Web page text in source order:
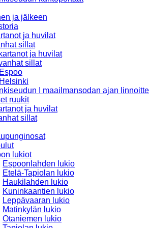
ja jälkeen
ja huvilat
sillat
ja huvilat
sillat
I maailmansodan ajan
ruukit
ja huvilat
sillat
lukiot
Espoonlahden lukio
Etelä-Tapiolan lukio
Haukilahden lukio
Kuninkaantien lukio
Leppävaaran lukio
Matinkylän lukio
Otaniemen lukio